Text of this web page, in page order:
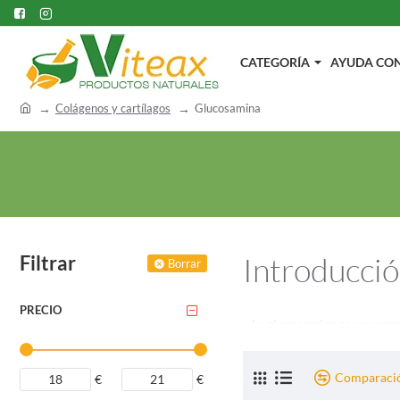
CATEGORÍA AYUDA
Colágenos y cartílagos Glucosamina
Filtrar Borrar
PRECIO
€ €
La glucosamina es un
articulaciones. A medida
de las articulaciones. En